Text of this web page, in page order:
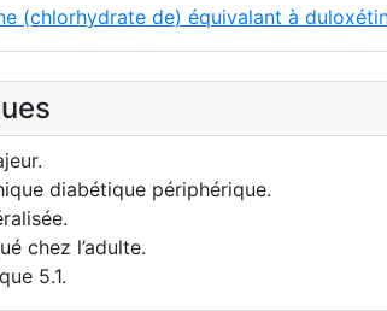
(chlorhydrate de) équivalant à
diabétique périphérique.
chez l’adulte.
5.1.